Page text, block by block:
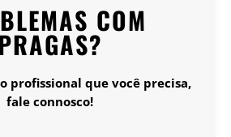
COM
profissional que você precisa,
fale connosco!